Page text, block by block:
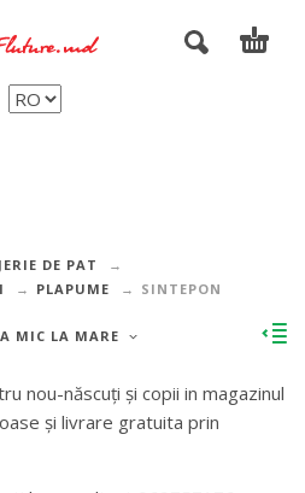
DE PAT
PLAPUME SINTEPON
MIC LA MARE
nou-născuți și copii in magazinul
și livrare gratuita prin